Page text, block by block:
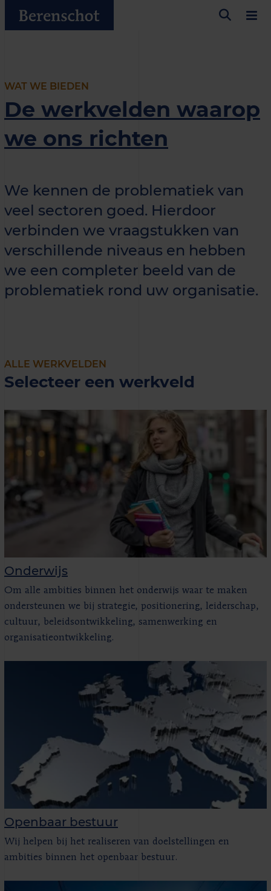
WAT WE BIEDEN
De werkvelden waarop
we ons richten
We kennen de problematiek van
veel sectoren goed. Hierdoor
verbinden we vraagstukken van
verschillende niveaus en hebben
we een completer beeld van de
problematiek rond uw organisatie.
ALLE WERKVELDEN
Selecteer een werkveld
Onderwijs
Om alle ambities binnen het onderwijs waar te maken
ondersteunen we bij strategie, positionering, leiderschap,
cultuur, beleidsontwikkeling, samenwerking en
organisatieontwikkeling.
Openbaar bestuur
Wij helpen bij het realiseren van doelstellingen en
ambities binnen het openbaar bestuur.